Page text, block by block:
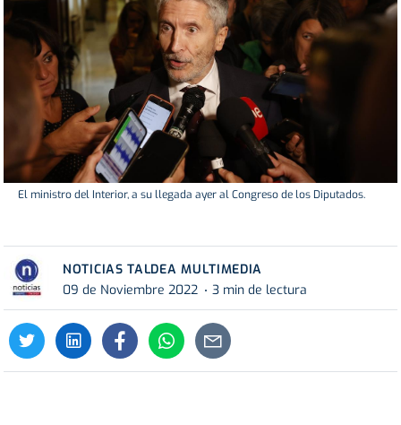
El ministro del Interior, a su llegada ayer al Congreso de los Diputados.
NOTICIAS TALDEA MULTIMEDIA
09 de Noviembre 2022
3 min de lectura